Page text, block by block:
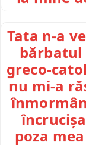
Tata n-a
bărbatul
greco-
nu mi-a
poza